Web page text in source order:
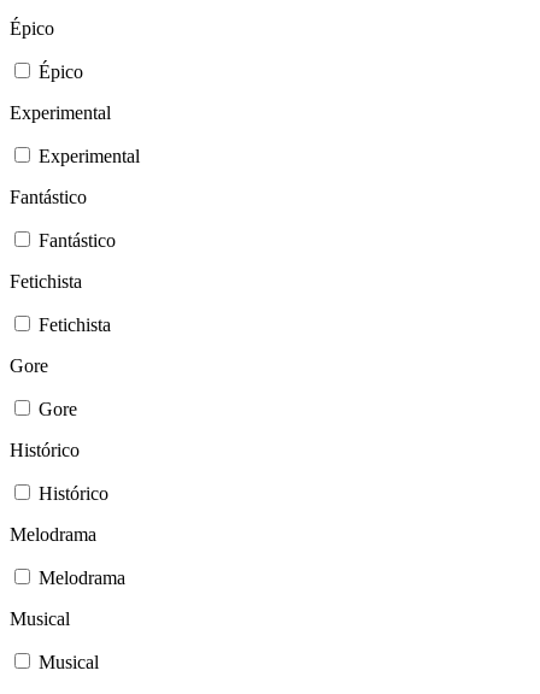
Épico
Épico
Experimental
Experimental
Fantástico
Fantástico
Fetichista
Fetichista
Gore
Gore
Histórico
Histórico
Melodrama
Melodrama
Musical
Musical